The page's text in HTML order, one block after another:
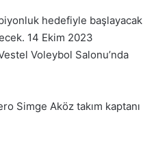
hedefiyle başlayacak
14 Ekim 2023
Voleybol Salonu’nda
Simge Aköz takım kaptanı